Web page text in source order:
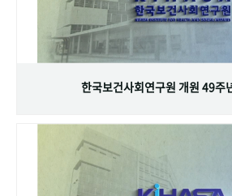
주년 기념
성과 50선 숫자로 보는 50년
VR 역사관
한국보건사회연구원 개원 49주